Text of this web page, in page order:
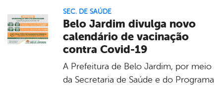
SEC. DE SAÚDE
Belo Jardim divulga novo
calendário de vacinação
contra Covid-19
A Prefeitura de Belo Jardim, por meio
da Secretaria de Saúde e do Programa